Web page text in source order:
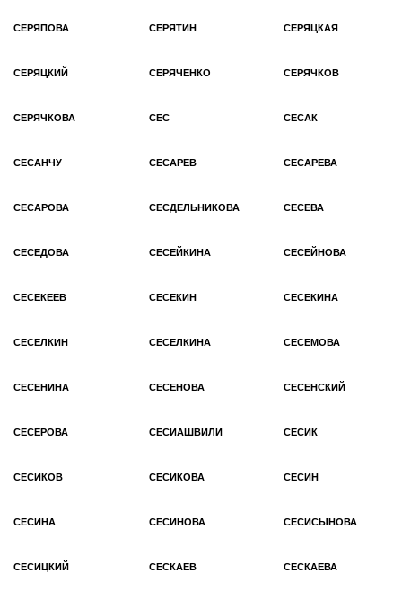
СЕРЯПОВА СЕРЯТИН СЕРЯЦКАЯ
СЕРЯЦКИЙ СЕРЯЧЕНКО СЕРЯЧКОВ
СЕРЯЧКОВА СЕС СЕСАК
СЕСАНЧУ СЕСАРЕВ СЕСАРЕВА
СЕСАРОВА СЕСДЕЛЬНИКОВА СЕСЕВА
СЕСЕДОВА СЕСЕЙКИНА СЕСЕЙНОВА
СЕСЕКЕЕВ СЕСЕКИН СЕСЕКИНА
СЕСЕЛКИН СЕСЕЛКИНА СЕСЕМОВА
СЕСЕНИНА СЕСЕНОВА СЕСЕНСКИЙ
СЕСЕРОВА СЕСИАШВИЛИ СЕСИК
СЕСИКОВ СЕСИКОВА СЕСИН
СЕСИНА СЕСИНОВА СЕСИСЫНОВА
СЕСИЦКИЙ СЕСКАЕВ СЕСКАЕВА